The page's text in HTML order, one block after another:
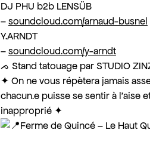
DJ PHU b2b LENSÜB
– soundcloud.com/arnaud-busnel
Y.ARNDT
– soundcloud.com/y-arndt
ᨍ Stand tatouage par STUDIO
✦ On ne vous répètera jamais
chacun.e puisse se sentir à l’aise
inapproprié ✦
Ferme de Quincé – Le Haut